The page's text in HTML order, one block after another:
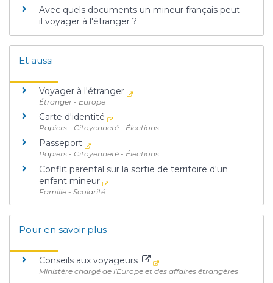
Avec quels documents un mineur français peut-
il voyager à l'étranger ?
Et aussi
Voyager à l'étranger
Étranger - Europe
Carte d'identité
Papiers - Citoyenneté - Élections
Passeport
Papiers - Citoyenneté - Élections
Conflit parental sur la sortie de territoire d'un
enfant mineur
Famille - Scolarité
Pour en savoir plus
Conseils aux voyageurs
Ministère chargé de l'Europe et des affaires étrangères